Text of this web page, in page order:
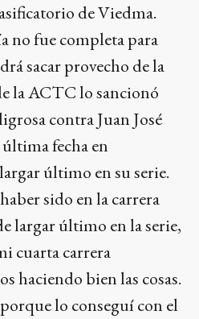
de Viedma.
no fue completa para
sacar provecho de la
la ACTC lo sancionó
contra Juan José
fecha en
último en su serie.
sido en la carrera
largar último en la serie,
cuarta carrera
haciendo bien las cosas.
lo conseguí con el